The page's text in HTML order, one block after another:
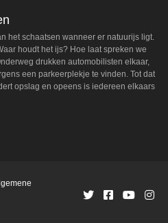
het schaatsen wanneer er natuurijs ligt.
houdt het ijs? Hoe laat spreken we
drukken automobilisten elkaar,
een parkeerplekje te vinden. Tot dat
opslag en opeens is iedereen elkaars